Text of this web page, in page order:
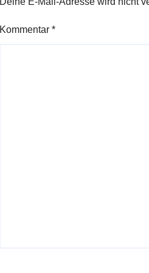
Kommentar *